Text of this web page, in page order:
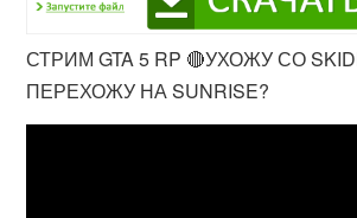
СТРИМ GTA 5 RP 🔴УХОЖУ СО
ПЕРЕХОЖУ НА SUNRISE?